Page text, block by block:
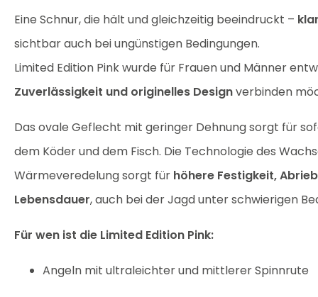
Eine Schnur, die hält und gleichzeitig beeindruckt –
sichtbar auch bei ungünstigen Bedingungen.
Limited Edition Pink wurde für Frauen und Männer
Zuverlässigkeit und originelles Designverbinden
Das ovale Geflecht mit geringer Dehnung sorgt für
dem Köder und dem Fisch. Die Technologie des
Wärmeveredelung sorgt für höhere Festigkeit,
Lebensdauer, auch bei der Jagd unter schwierigen
Für wen ist die Limited Edition Pink:
Angeln mit ultraleichter und mittlerer Spinnrute